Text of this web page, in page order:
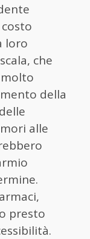
loro
che
della
alle
presto